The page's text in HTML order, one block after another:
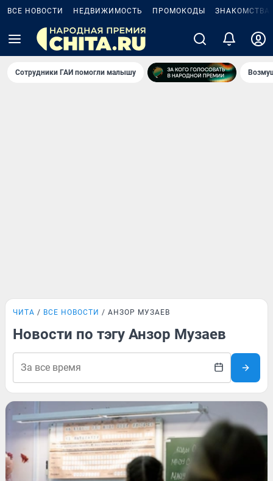
ВСЕ НОВОСТИ НЕДВИЖИМОСТЬ ПРОМОКОДЫ ЗНАКОМСТВА
Сотрудники ГАИ помогли малышу
ЧИТА ВСЕ НОВОСТИ АНЗОР МУЗАЕВ
Новости по тэгу Анзор Музаев